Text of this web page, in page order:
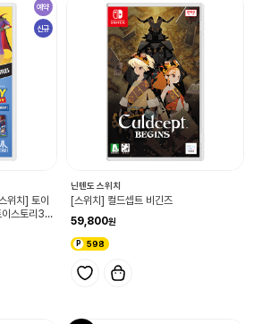
예약
신규
위치] 토이
스토리3
Edition
닌텐도 스위치
[스위치] 컬드셉트 비긴즈
59,800
598